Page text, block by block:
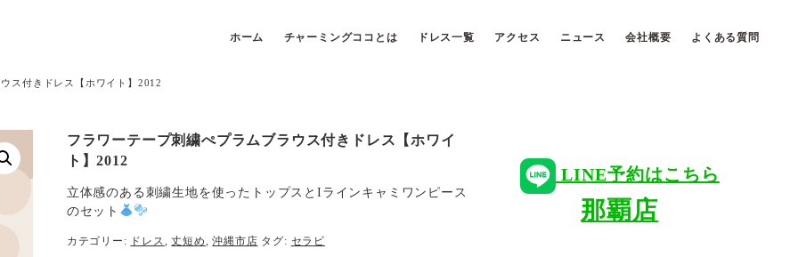
ホーム チャーミングココとは ドレス一覧 アクセス ニュース 会社概要 よくある質問
ス付きドレス【ホワイト】2012
フラワーテープ刺繍ぺプラムブラウス付きドレス【ホワイ
ト】2012
立体感のある刺繍生地を使ったトップスとIラインキャミワンピース
のセット
カテゴリー: ドレス ,丈短め ,沖縄市店 タグ: セラビ
LINE予約はこちら
那覇店